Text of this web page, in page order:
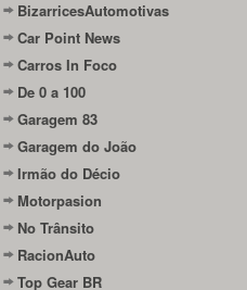
BizarricesAutomotivas
Car Point News
Carros In Foco
De 0 a 100
Garagem 83
Garagem do João
Irmão do Décio
Motorpasion
No Trânsito
RacionAuto
Top Gear BR